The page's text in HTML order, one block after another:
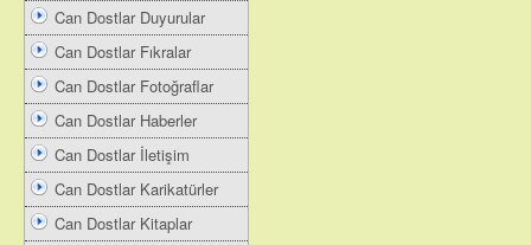
Can Dostlar Duyurular
Can Dostlar Fıkralar
Can Dostlar Fotoğraflar
Can Dostlar Haberler
Can Dostlar İletişim
Can Dostlar Karikatürler
Can Dostlar Kitaplar